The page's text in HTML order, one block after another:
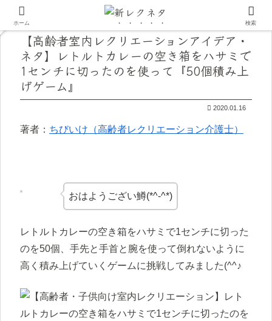
【高齢者室内レクリエーションアイデア・
ネタ】レトルトカレーの空き箱をハサミで
1センチに切ったのを使って『50個積み上
げゲーム』
2020.01.16
著者： ちびいけ（高齢者レクリエーション介護士）
おはようござい鱒(*^-^*)
レトルトカレーの空き箱をハサミで1センチに切った
のを50個、手先と手首と腕を使って倒れないように
高く積み上げていくゲームに挑戦してみました(^^♪
ホーム 検索